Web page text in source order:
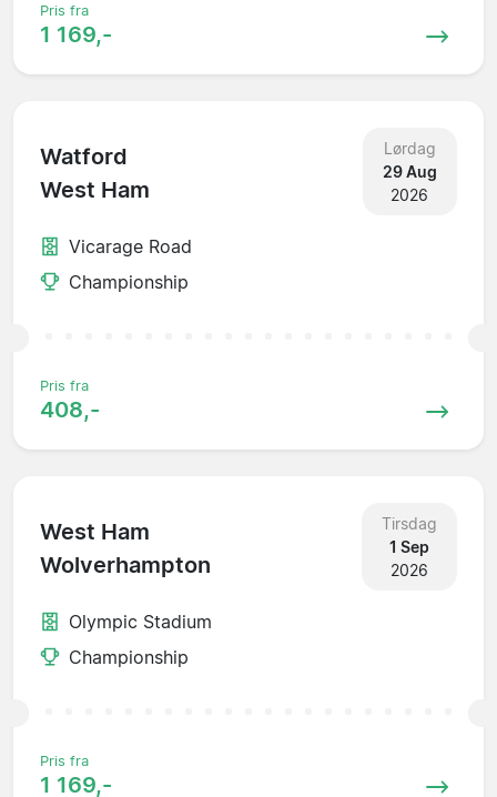
Pris fra
1 169,-
Watford
West Ham
Lørdag
29 Aug
2026
Vicarage Road
Championship
Pris fra
408,-
West Ham
Wolverhampton
Tirsdag
1 Sep
2026
Olympic Stadium
Championship
Pris fra
1 169,-